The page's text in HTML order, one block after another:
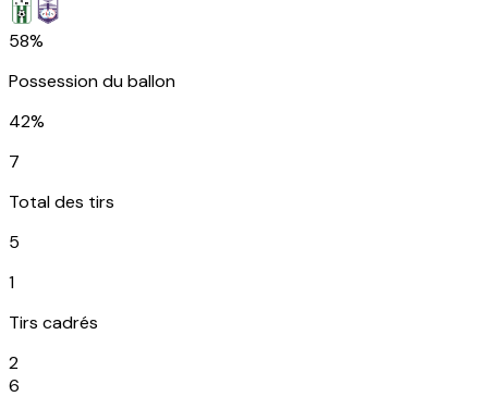
58%
Possession du ballon
42%
7
Total des tirs
5
1
Tirs cadrés
2
6